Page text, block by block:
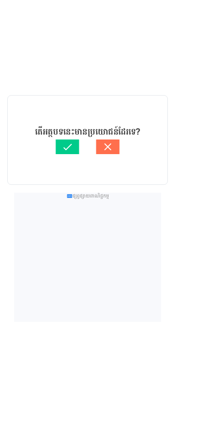
តើអត្ថបទនេះមានប្រយោជន៍ដែរទេ?
ផ្សព្វផ្សាយពាណិជ្ជកម្ម